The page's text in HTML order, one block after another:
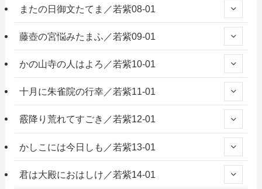
またの日御文たてま／若紫08-01
藤壺の宮悩みたまふ／若紫09-01
かの山寺の人はよろ／若紫10-01
十月に朱雀院の行幸／若紫11-01
霰降り荒れてすごき／若紫12-01
かしこには今日しも／若紫13-01
君は大殿におはしけ／若紫14-01